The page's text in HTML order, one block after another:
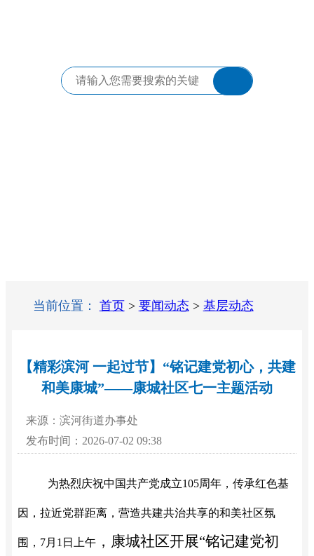
当前位置： 首页 > 要闻动态 > 基层动态
【精彩滨河 一起过节】“铭记建党初心，共建
和美康城”——康城社区七一主题活动
来源：滨河街道办事处
发布时间：2026-07-02 09:38
为热烈庆祝中国共产党成立105周年，传承红色基
因，拉近党群距离，营造共建共治共享的和美社区氛
围，7月1日上午， 康城社区开展“铭记建党初